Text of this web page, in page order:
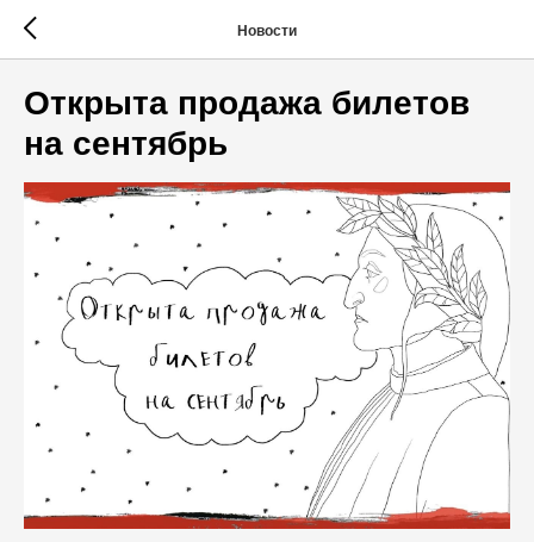
Новости
Открыта продажа билетов
на сентябрь